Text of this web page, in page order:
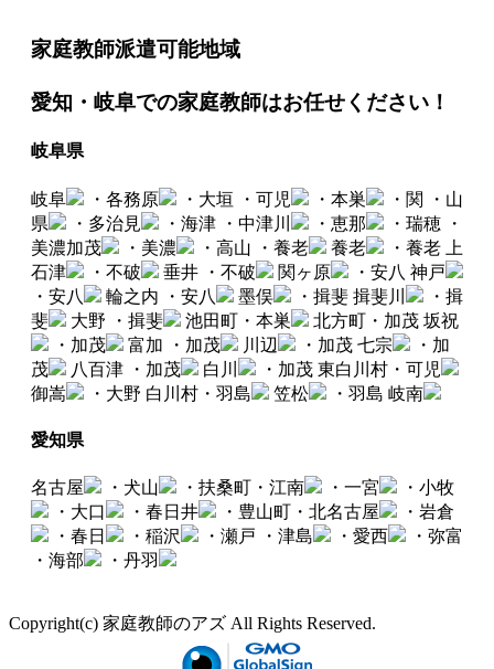
家庭教師派遣可能地域
愛知・岐阜での家庭教師はお任せください！
岐阜県
岐阜 ・各務原 ・大垣 ・可児 ・本巣 ・関
・山
県
・多治見 ・海津 ・中津川 ・恵那 ・瑞穂 ・
美濃加茂
・美濃 ・高山 ・養老 養老 ・養老 上
石津
・不破 垂井 ・不破 関ヶ原 ・安八 神戸
・安八
輪之内 ・安八 墨俣 ・揖斐 揖斐川
・揖
斐
大野 ・揖斐 池田町・本巣 北方町・加茂 坂祝
・加茂
富加 ・加茂 川辺 ・加茂 七宗
・加
茂
八百津 ・加茂 白川 ・加茂 東白川村・可児
御嵩
・大野 白川村・羽島 笠松 ・羽島 岐南
愛知県
名古屋 ・犬山 ・扶桑町・江南 ・一宮
・小牧
・大口
・春日井 ・豊山町・北名古屋
・岩倉
・春日
・稲沢 ・瀬戸 ・津島 ・愛西
・弥富
・海部
・丹羽
Copyright(c) 家庭教師のアズ All Rights Reserved.